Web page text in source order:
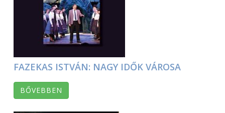
FAZEKAS ISTVÁN: NAGY IDŐK VÁROSA
BŐVEBBEN